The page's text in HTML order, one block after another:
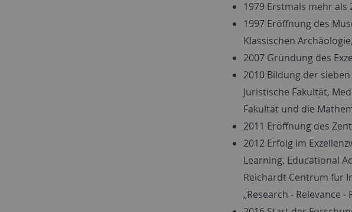
1979 Erstmals mehr als
1997 Eröffnung des
Klassischen
2007 Gründung des
2010 Bildung der
Juristische Fakultät,
Fakultät und die
2011 Eröffnung des
2012 Erfolg im
Learning, Educational
Reichardt Centrum für
„Research - Relevance -